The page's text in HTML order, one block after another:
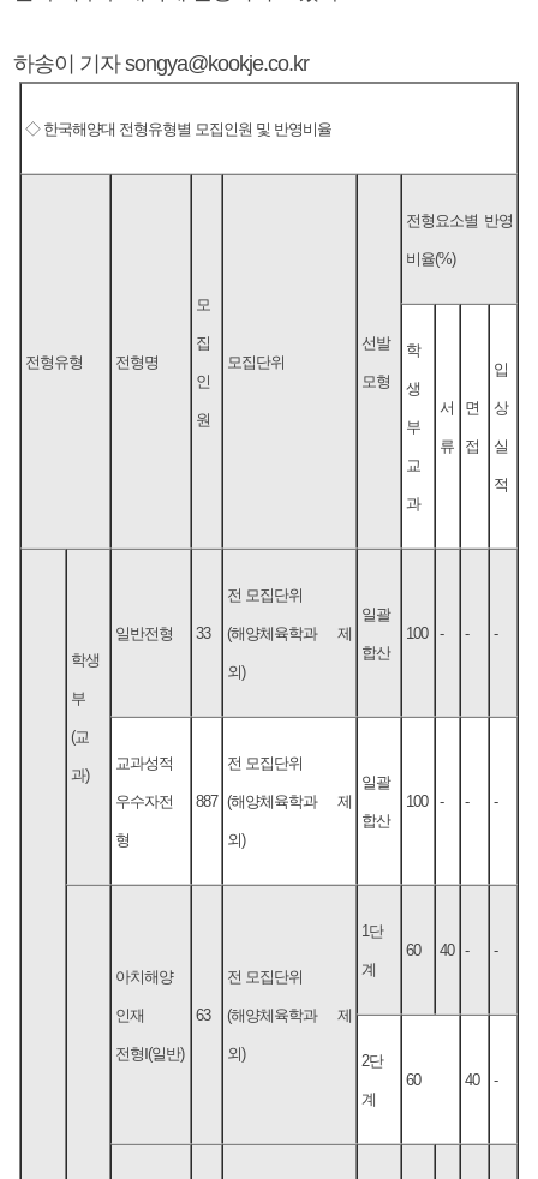
하송이 기자 songya@kookje.co.kr
◇ 한국해양대 전형유형별 모집인원 및 반영비율
전형유형 전형명
모
집
인
원
모집단위
선발
모형
전형요소별 반영
비율(%)
학
생
부
교
과
서
류
면
접
입
상
실
적
학생
부
(교
과)
일반전형 33
전 모집단위
(해양체육학과 제
외)
일괄
합산
100 - - -
교과성적
우수자전
형
887
전 모집단위
(해양체육학과 제
외)
일괄
합산
100 - - -
아치해양
인재
전형Ⅰ(일반)
63
전 모집단위
(해양체육학과 제
외)
1단
계
60 40 - -
2단
계
60 40 -